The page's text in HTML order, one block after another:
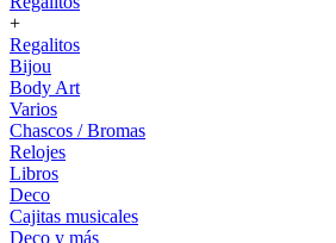
+
Regalitos
Bijou
Body Art
Varios
Chascos / Bromas
Relojes
Libros
Deco
Cajitas musicales
Deco y más